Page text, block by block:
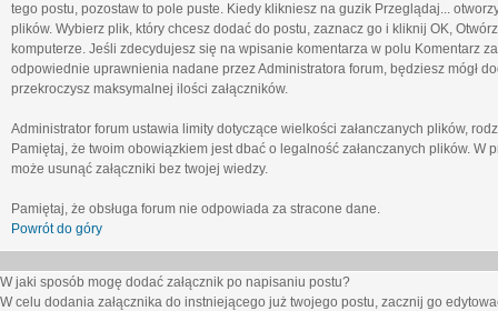
tego postu, pozostaw to pole puste. Kiedy klikniesz na guzik Przeglądaj...
plików. Wybierz plik, który chcesz dodać do postu, zaznacz go i kliknij OK,
komputerze. Jeśli zdecydujesz się na wpisanie komentarza w polu Komentarz
odpowiednie uprawnienia nadane przez Administratora forum, będziesz mógł
przekroczysz maksymalnej ilości załączników.
Administrator forum ustawia limity dotyczące wielkości załanczanych plików,
Pamiętaj, że twoim obowiązkiem jest dbać o legalność załanczanych plików.
może usunąć załączniki bez twojej wiedzy.
Pamiętaj, że obsługa forum nie odpowiada za stracone dane.
Powrót do góry
W jaki sposób mogę dodać załącznik po napisaniu postu?
W celu dodania załącznika do instniejącego już twojego postu, zacznij go